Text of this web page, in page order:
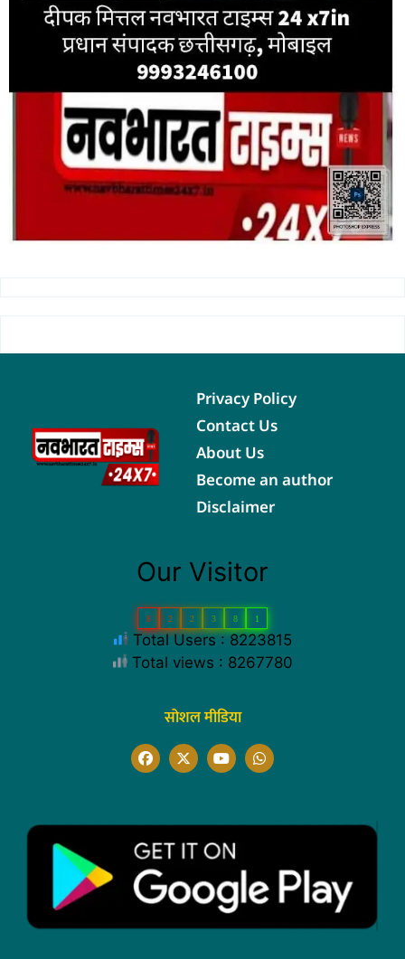
Privacy Policy
Contact Us
About Us
Become an author
Disclaimer
Our Visitor
8 2 2 3 8 1
Total Users : 8223815
Total views : 8267780
सोशल मीडिया